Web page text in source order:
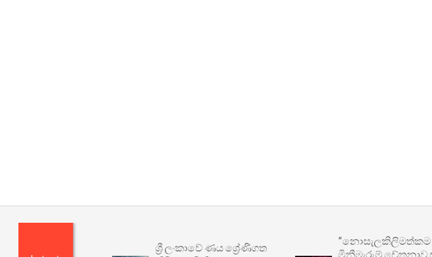
ශ්‍රී ලංකාවේ ණය ශ්‍රේණිගත
“නොසැලකිලිමත්කම සහ
මිනීමැරුම් චේතනාව එකක්